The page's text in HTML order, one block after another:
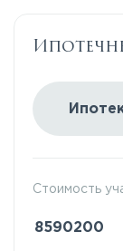
Стоимость